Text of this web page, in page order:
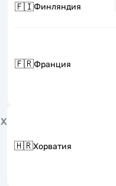
🇫🇮Финляндия
🇫🇷Франция
Х
🇭🇷Хорватия